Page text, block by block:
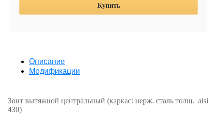
Купить
Описание
Модификации
Зонт вытяжной центральный (каркас: нерж. сталь толщ. aisi
430)